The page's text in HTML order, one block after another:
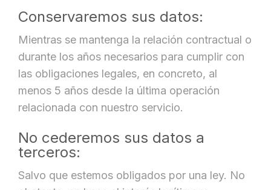
Conservaremos sus datos:
Mientras se mantenga la relación contractual o
durante los años necesarios para cumplir con
las obligaciones legales, en concreto, al
menos 5 años desde la última operación
relacionada con nuestro servicio.
No cederemos sus datos a
terceros:
Salvo que estemos obligados por una ley. No